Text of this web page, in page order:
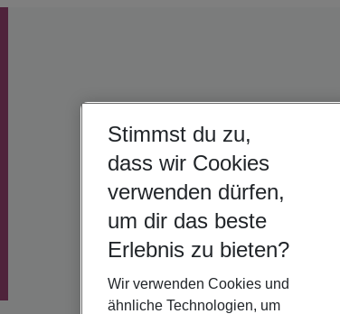
Stimmst du zu,
dass wir Cookies
verwenden dürfen,
um dir das beste
Erlebnis zu bieten?
Wir verwenden Cookies und
ähnliche Technologien, um